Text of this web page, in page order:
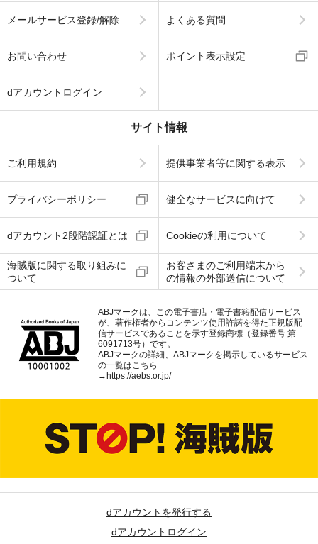
メールサービス登録/解除 よくある質問
お問い合わせ ポイント表示設定
dアカウントログイン
サイト情報
ご利用規約 提供事業者等に関する表示
プライバシーポリシー 健全なサービスに向けて
dアカウント2段階認証とは Cookieの利用について
海賊版に関する取り組みに
ついて
お客さまのご利用端末から
の情報の外部送信について
ABJマークは、この電子書店・電子書籍配信サービス
が、著作権者からコンテンツ使用許諾を得た正規版配
信サービスであることを示す登録商標（登録番号 第
6091713号）です。
ABJマークの詳細、ABJマークを掲示しているサービス
の一覧はこちら
→ https://aebs.or.jp/
dアカウントを発行する
dアカウントログイン